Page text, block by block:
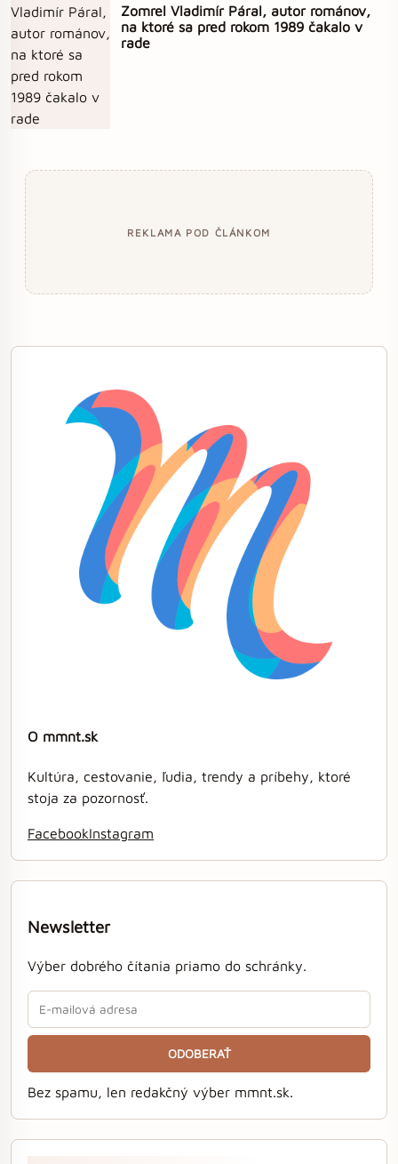
Zomrel Vladimír Páral, autor románov,
na ktoré sa pred rokom 1989 čakalo v
rade
REKLAMA POD ČLÁNKOM
O mmnt.sk
Kultúra, cestovanie, ľudia, trendy a príbehy, ktoré
stoja za pozornosť.
FacebookInstagram
Newsletter
Výber dobrého čítania priamo do schránky.
ODOBERAŤ
Bez spamu, len redakčný výber mmnt.sk.